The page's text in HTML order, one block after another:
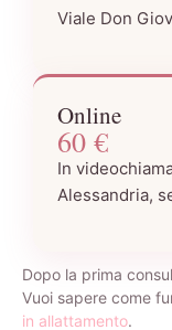
Viale Don
Online
60 €
In
Alessandria,
Dopo la prima
Vuoi sapere come
in allattamento.